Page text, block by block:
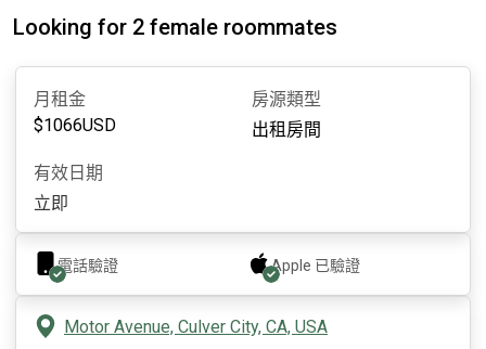
Looking for 2 female roommates
月租金
$1066USD
房源類型
出租房間
有效日期
立即
電話驗證 Apple 已驗證
Motor Avenue, Culver City, CA, USA